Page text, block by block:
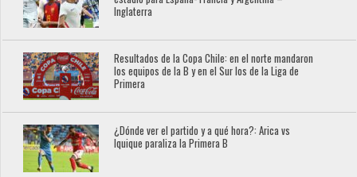
Inglaterra
Resultados de la Copa Chile: en el norte mandaron
los equipos de la B y en el Sur los de la Liga de
Primera
¿Dónde ver el partido y a qué hora?: Arica vs
Iquique paraliza la Primera B